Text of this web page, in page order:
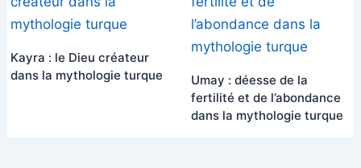
Kayra : le Dieu créateur
dans la mythologie turque
Umay : déesse de la
fertilité et de l’abondance
dans la mythologie turque